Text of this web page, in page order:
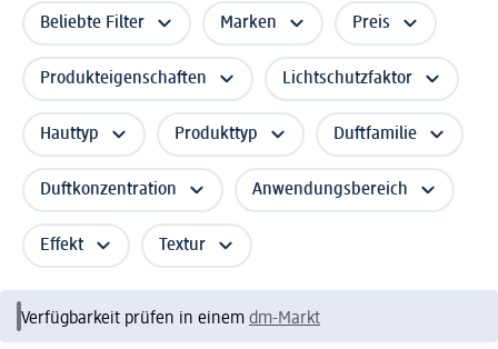
Beliebte Filter Marken Preis
Produkteigenschaften Lichtschutzfaktor
Hauttyp Produkttyp Duftfamilie
Duftkonzentration Anwendungsbereich
Effekt Textur
Verfügbarkeit prüfen in einem dm-Markt